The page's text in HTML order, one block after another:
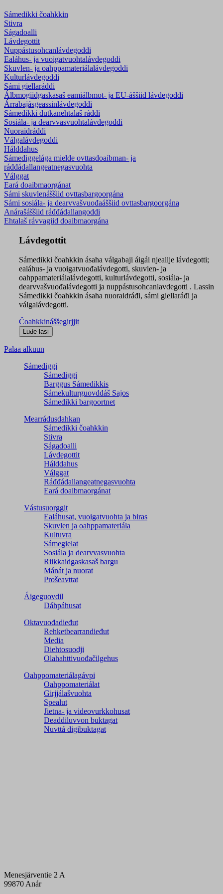
Sámedikki čoahkkin
Stivra
Ságadoalli
Lávdegottit
Nuppástusohcanlávdegoddi
Ealáhus- ja vuoigatvuohtalávdegoddi
Skuvlen- ja oahppamateriála­lávdegoddi
Kulturlávdegoddi
Sámi giellaráđđi
Álbmogiidgaskasaš eamiálbmot- ja EU-áššiid lávdegoddi
Árrabajásgeassinlávdegoddi
Sámedikki dutkanehtalaš ráđđi
Sosiála- ja dearvvasvuohta­lávdegoddi
Nuoraidráđđi
Válgalávdegoddi
Hálddahus
Sámediggelága mielde ovttasdoaibman- ja
ráđđádallangeatnegasvuohta
Válggat
Eará doaibmaorgánat
Sámi skuvlenáššiid ovttasbargoorgána
Sámi sosiála- ja dearvvašvuođaáššiid ovttasbargoorgána
Anárašáššiid ráđđádallangoddi
Ehtalaš rávvagiid doaibmaorgána
Lávdegottit
Sámedikki čoahkkin ásaha válgabaji áigái njeallje lávdegotti;
ealáhus- ja vuoigatvuođalávdegotti, skuvlen- ja
oahppamateriálalávdegotti, kulturlávdegotti, sosiála- ja
dearvvašvuođalávdegotti ja nuppástusohcanlavdegotti . Lassin
Sámedikki čoahkkin ásaha nuoraidráđi, sámi giellaráđi ja
válgalávdegotti.
Čoahkkináššegirjjit
Palaa alkuun
Sámediggi
Sámediggi
Barggus Sámedikkis
Sámekulturguovddáš Sajos
Sámedikki bargoortnet
Mearrádusdahkan
Sámedikki čoahkkin
Stivra
Ságadoalli
Lávdegottit
Hálddahus
Válggat
Ráđđádallangeatnegas­vuohta
Eará doaibmaorgánat
Vástusuorggit
Ealáhusat, vuoigatvuohta ja biras
Skuvlen ja oahppamateriála
Kultuvra
Sámegielat
Sosiála ja dearvvasvuohta
Riikkaidgaskasaš bargu
Mánát ja nuorat
Prošeavttat
Áigeguovdil
Dáhpáhusat
Oktavuođadieđut
Rehketbearrandieđut
Media
Diehtosuodji
Olahahttivuođačilgehus
Oahppomateriálagávpi
Oahppomateriálat
Girjjálašvuohta
Spealut
Jietna- ja videovurkkohusat
Deaddiluvvon buktagat
Nuvttá digibuktagat
Menesjärventie 2 A
99870 Anár